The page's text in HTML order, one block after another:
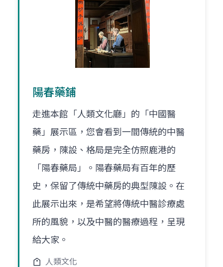
陽春藥鋪
走進本館「人類文化廳」的「中國醫
藥」展示區，您會看到一間傳統的中醫
藥房，陳設、格局是完全仿照鹿港的
「陽春藥局」。陽春藥局有百年的歷
史，保留了傳統中藥房的典型陳設。在
此展示出來，是希望將傳統中醫診療處
所的風貌，以及中醫的醫療過程，呈現
給大家。
人類文化